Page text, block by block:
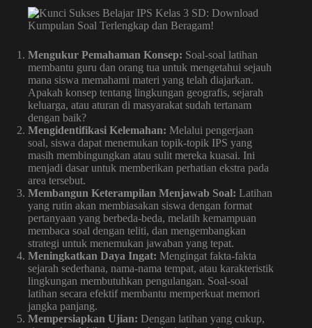
Mengukur Pemahaman Konsep: Soal-soal latihan
membantu guru dan orang tua untuk mengetahui sejauh
mana siswa memahami materi yang telah diajarkan.
Apakah konsep tentang lingkungan geografis, sejarah
keluarga, atau aturan di masyarakat sudah tertanam
dengan baik?
Mengidentifikasi Kelemahan: Melalui pengerjaan
soal, siswa dapat menemukan topik-topik IPS yang
masih membingungkan atau sulit mereka kuasai. Ini
menjadi dasar untuk memberikan perhatian ekstra pada
area tersebut.
Membangun Keterampilan Menjawab Soal: Latihan
yang rutin akan membiasakan siswa dengan format
pertanyaan yang berbeda-beda, melatih kemampuan
membaca soal dengan teliti, dan mengembangkan
strategi untuk menemukan jawaban yang tepat.
Meningkatkan Daya Ingat: Mengingat fakta-fakta
sejarah sederhana, nama-nama tempat, atau karakteristik
lingkungan membutuhkan pengulangan. Soal-soal
latihan secara efektif membantu memperkuat memori
jangka panjang.
Mempersiapkan Ujian: Dengan latihan yang cukup,